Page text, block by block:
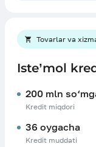
Tovarlar va
Iste’mol
200 mln
Kredit miqdori
36 oygacha
Kredit muddati